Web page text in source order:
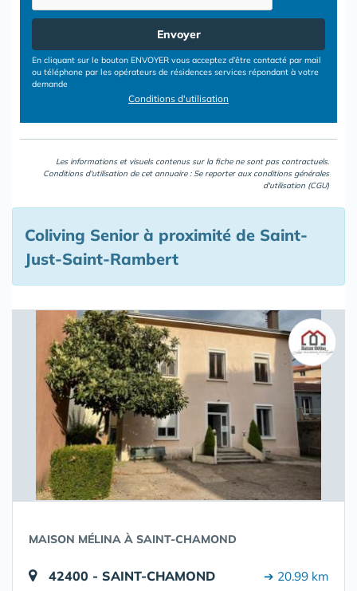
Envoyer
En cliquant sur le bouton ENVOYER vous acceptez d’être contacté par mail
ou téléphone par les opérateurs de résidences services répondant à votre
demande
Conditions d'utilisation
Les informations et visuels contenus sur la fiche ne sont pas contractuels.
Conditions d'utilisation de cet annuaire : Se reporter aux conditions générales
d'utilisation (CGU)
Coliving Senior à proximité de Saint-
Just-Saint-Rambert
MAISON MÉLINA À SAINT-CHAMOND
42400 - SAINT-CHAMOND ➔ 20.99 km